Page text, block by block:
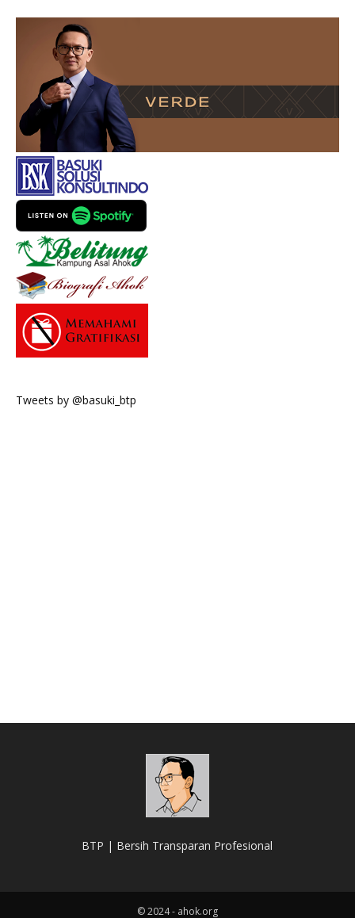
Tweets by @basuki_btp
BTP | Bersih Transparan Profesional
© 2024 - ahok.org